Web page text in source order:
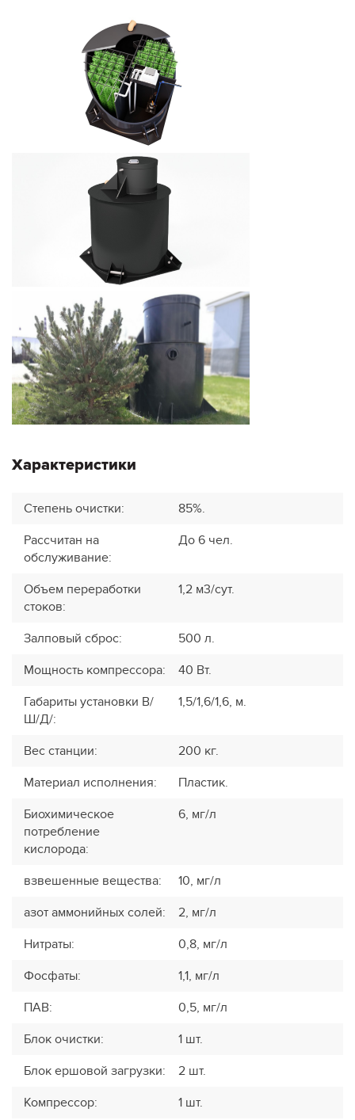
Характеристики
Степень очистки:
85%.
Рассчитан на
обслуживание:
До 6 чел.
Объем переработки
стоков:
1,2 м3/сут.
Залповый сброс:
500 л.
Мощность компрессора:
40 Вт.
Габариты установки В/
Ш/Д/:
1,5/1,6/1,6, м.
Вес станции:
200 кг.
Материал исполнения:
Пластик.
Биохимическое
потребление
кислорода:
6, мг/л
взвешенные вещества:
10, мг/л
азот аммонийных солей:
2, мг/л
Нитраты:
0,8, мг/л
Фосфаты:
1,1, мг/л
ПАВ:
0,5, мг/л
Блок очистки:
1 шт.
Блок ершовой загрузки:
2 шт.
Компрессор: 1 шт.